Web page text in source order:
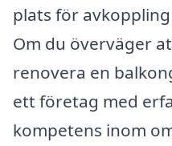
plats för
Om du överväger
renovera en
ett företag med
kompetens inom